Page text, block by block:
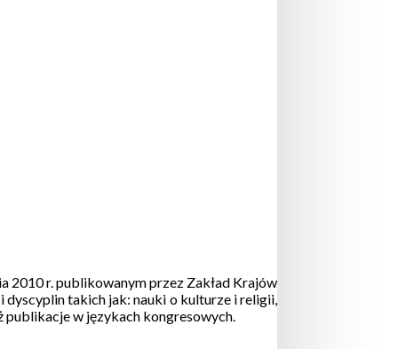
2010 r. publikowanym przez Zakład Krajów
dyscyplin takich jak: nauki o kulturze i religii,
publikacje w językach kongresowych.